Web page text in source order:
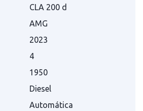
CLA 200 d
AMG
2023
4
1950
Diesel
Automática